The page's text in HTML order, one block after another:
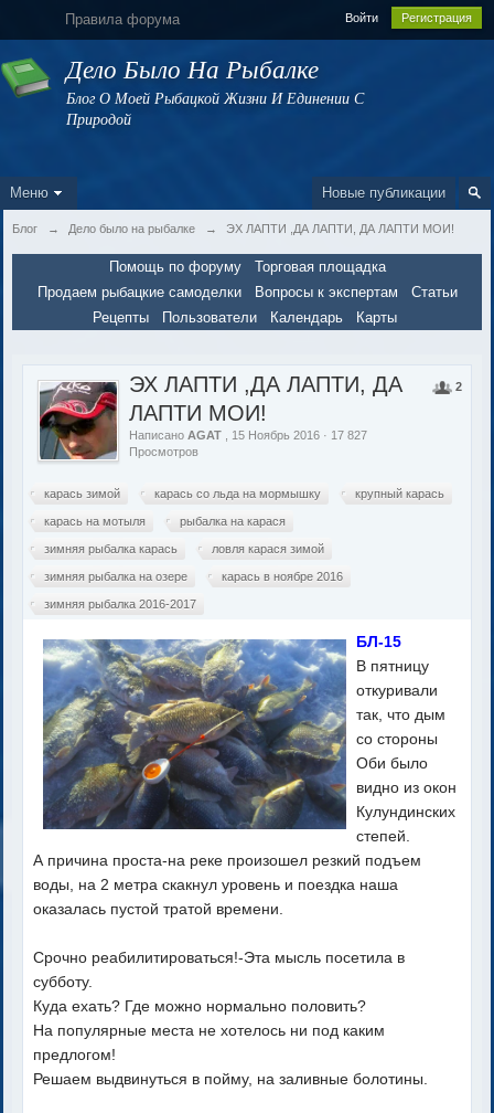
Правила форума Войти Регистрация
Дело Было На Рыбалке
Блог О Моей Рыбацкой Жизни И Единении С
Природой
Новые публикации
Меню
Блог → Дело было на рыбалке → ЭХ ЛАПТИ ,ДА ЛАПТИ, ДА ЛАПТИ МОИ!
Помощь по форуму
Торговая площадка
Продаем рыбацкие самоделки
Вопросы к экспертам
Статьи
Рецепты
Пользователи Календарь Карты
2
ЭХ ЛАПТИ ,ДА ЛАПТИ, ДА
ЛАПТИ МОИ!
НаписаноAGAT
, 15 Ноябрь 2016 · 17 827
Просмотров
карась зимой карась со льда на мормышку крупный карась
карась на мотыля рыбалка на карася
зимняя рыбалка карась ловля карася зимой
зимняя рыбалка на озере карась в ноябре 2016
зимняя рыбалка 2016-2017
БЛ-15
В пятницу
откуривали
так, что дым
со стороны
Оби было
видно из окон
Кулундинских
степей.
А причина проста-на реке произошел резкий подъем
воды, на 2 метра скакнул уровень и поездка наша
оказалась пустой тратой времени.
Срочно реабилитироваться!-Эта мысль посетила в
субботу.
Куда ехать? Где можно нормально половить?
На популярные места не хотелось ни под каким
предлогом!
Решаем выдвинуться в пойму, на заливные болотины.